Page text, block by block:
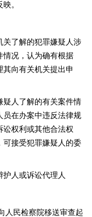
。
了解的犯罪嫌疑人涉
情况，认为确有根据
其向有关机关提出申
人了解的有关案件情
员在办案中违反法律规
讼权利或其他合法权
可接受犯罪嫌疑人的委
人或诉讼代理人
民检察院移送审查起